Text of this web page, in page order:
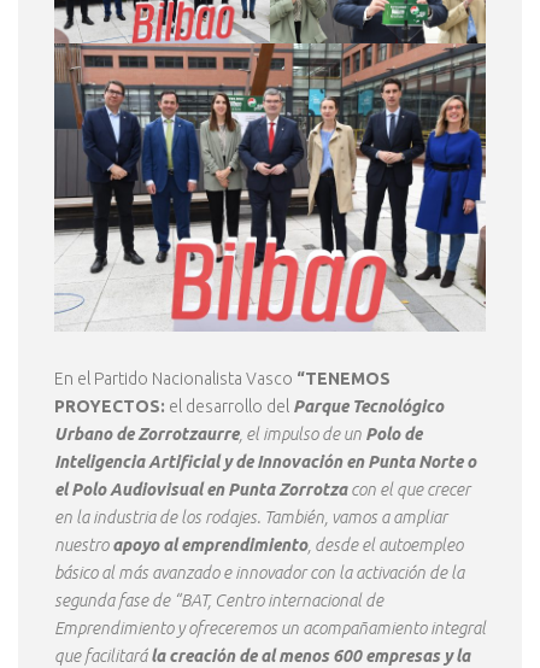
En el Partido Nacionalista Vasco “TENEMOS
PROYECTOS: el desarrollo del Parque Tecnológico
Urbano de Zorrotzaurre, el impulso de un Polo de
Inteligencia Artificial y de Innovación en Punta Norte o
el Polo Audiovisual en Punta Zorrotzacon el que crecer
en la industria de los rodajes. También, vamos a ampliar
nuestroapoyo al emprendimiento, desde el autoempleo
básico al más avanzado e innovador con la activación de la
segunda fase de “BAT, Centro internacional de
Emprendimiento y ofreceremos un acompañamiento integral
que facilitarála creación de al menos 600 empresas y la